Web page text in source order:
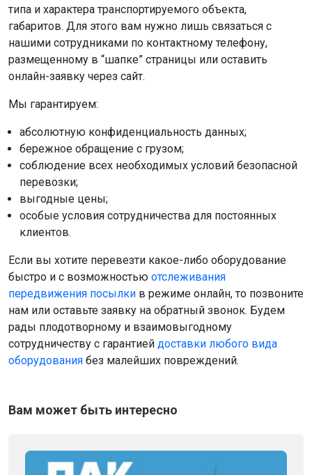
типа и характера транспортируемого объекта,
габаритов. Для этого вам нужно лишь связаться с
нашими сотрудниками по контактному телефону,
размещенному в “шапке” страницы или оставить
онлайн-заявку через сайт.
Мы гарантируем:
абсолютную конфиденциальность данных;
бережное обращение с грузом;
соблюдение всех необходимых условий безопасной
перевозки;
выгодные цены;
особые условия сотрудничества для постоянных
клиентов.
Если вы хотите перевезти какое-либо оборудование
быстро и с возможностью отслеживания
передвижения посылки в режиме онлайн, то позвоните
нам или оставьте заявку на обратный звонок. Будем
рады плодотворному и взаимовыгодному
сотрудничеству с гарантией доставки любого вида
оборудования без малейших повреждений.
Вам может быть интересно